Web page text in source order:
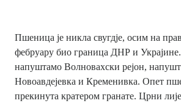
Пшеница је никла свугдје, осим на
фебруару био граница ДНР и
напуштамо Волновахски рејон,
Новоавдејевка и Кременивка. Опет
прекинута кратером гранате. Црни